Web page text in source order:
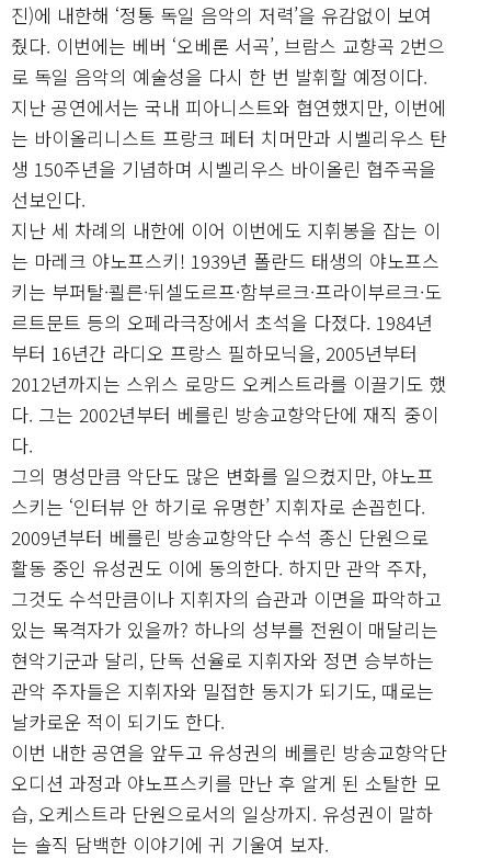
진)에 내한해 ‘정통 독일 음악의 저력’을 유감없이 보여
줬다. 이번에는 베버 ‘오베론 서곡’, 브람스 교향곡 2번으
로 독일 음악의 예술성을 다시 한 번 발휘할 예정이다.
지난 공연에서는 국내 피아니스트와 협연했지만, 이번에
는 바이올리니스트 프랑크 페터 치머만과 시벨리우스 탄
생 150주년을 기념하며 시벨리우스 바이올린 협주곡을
선보인다.
지난 세 차례의 내한에 이어 이번에도 지휘봉을 잡는 이
는 마레크 야노프스키! 1939년 폴란드 태생의 야노프스
키는 부퍼탈·쾰른·뒤셀도르프·함부르크·프라이부르크·도
르트문트 등의 오페라극장에서 초석을 다졌다. 1984년
부터 16년간 라디오 프랑스 필하모닉을, 2005년부터
2012년까지는 스위스 로망드 오케스트라를 이끌기도 했
다. 그는 2002년부터 베를린 방송교향악단에 재직 중이
다.
그의 명성만큼 악단도 많은 변화를 일으켰지만, 야노프
스키는 ‘인터뷰 안 하기로 유명한’ 지휘자로 손꼽힌다.
2009년부터 베를린 방송교향악단 수석 종신 단원으로
활동 중인 유성권도 이에 동의한다. 하지만 관악 주자,
그것도 수석만큼이나 지휘자의 습관과 이면을 파악하고
있는 목격자가 있을까? 하나의 성부를 전원이 매달리는
현악기군과 달리, 단독 선율로 지휘자와 정면 승부하는
관악 주자들은 지휘자와 밀접한 동지가 되기도, 때로는
날카로운 적이 되기도 한다.
이번 내한 공연을 앞두고 유성권의 베를린 방송교향악단
오디션 과정과 야노프스키를 만난 후 알게 된 소탈한 모
습, 오케스트라 단원으로서의 일상까지. 유성권이 말하
는 솔직 담백한 이야기에 귀 기울여 보자.